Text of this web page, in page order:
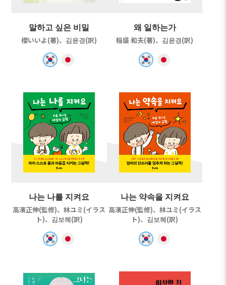
말하고 싶은 비밀
櫻いいよ(著)、김윤경(訳)
왜 일하는가
稲盛 和夫(著)、김윤경(訳)
나는 나를 지켜요
高濱正伸(監修)、林ユミ(イラス
ト)、김보혜(訳)
나는 약속을 지켜요
高濱正伸(監修)、林ユミ(イラス
ト)、김보혜(訳)